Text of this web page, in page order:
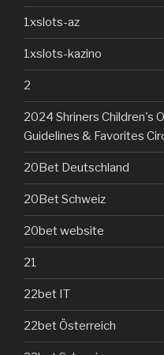
1xslots-az
1xslots-kazino
2
2024 Shriners Children's
Guidelines & Favorites
20Bet Deutschland
20Bet Schweiz
20bet website
21
22bet IT
22bet Österreich